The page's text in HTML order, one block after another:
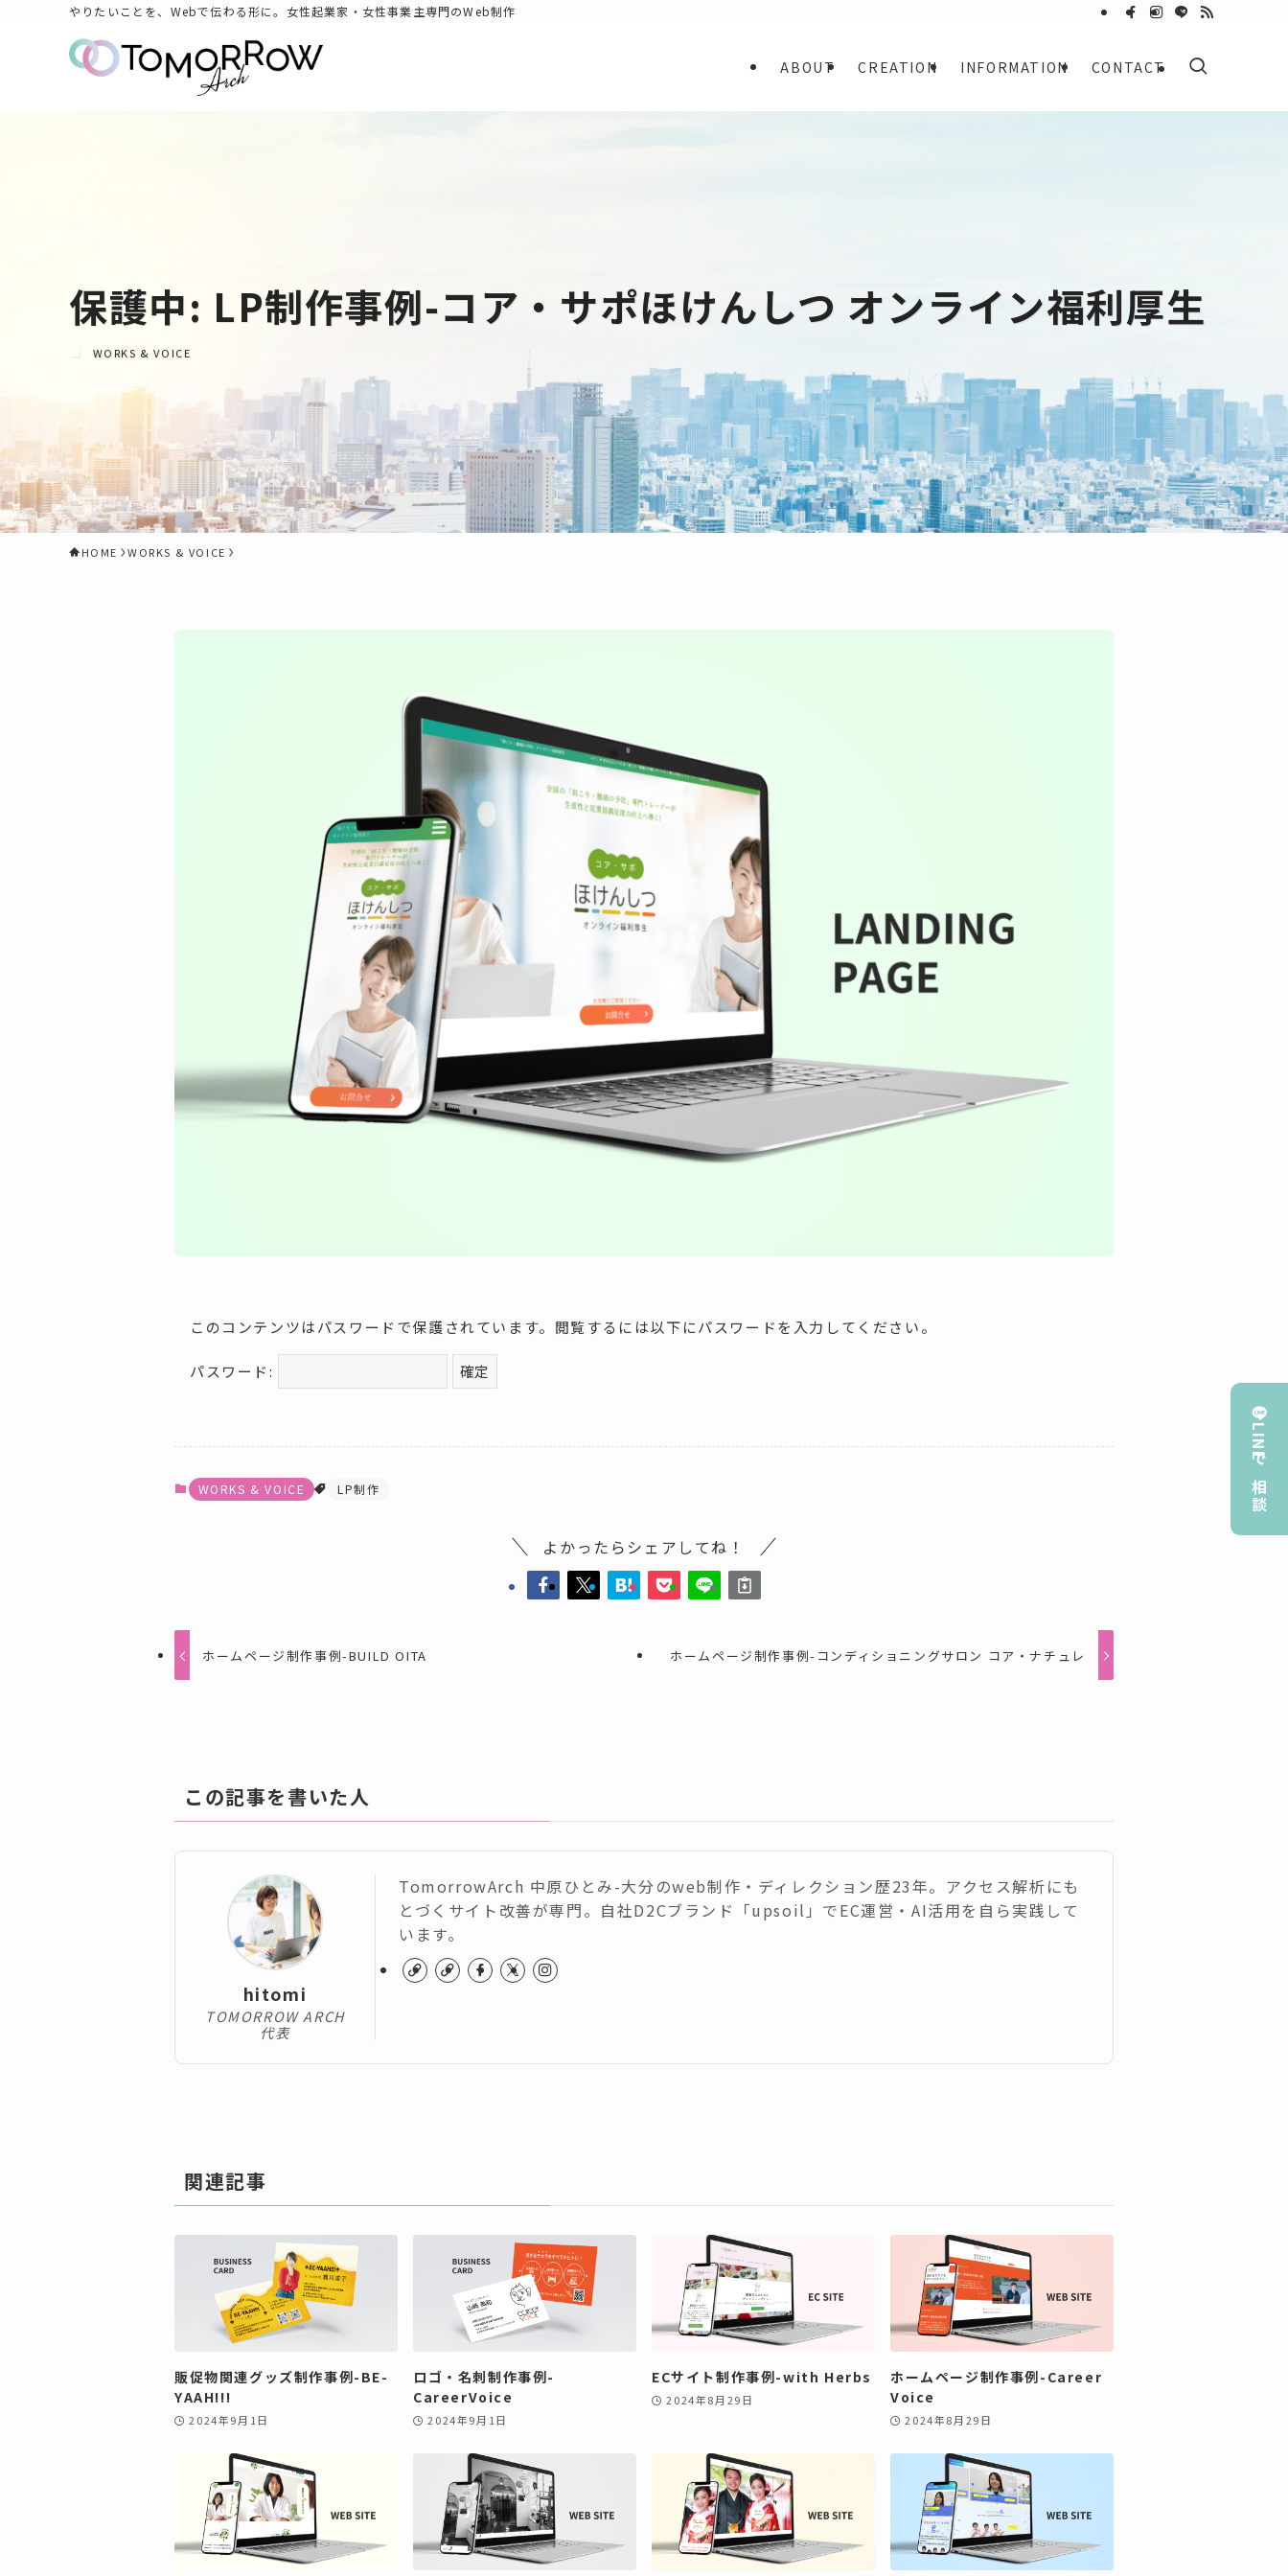
やりたいことを、Webで伝わる形に。女性起業家・女性事業主専門のWeb制作
ABOUT CREATION INFORMATION CONTACT
保護中: LP制作事例-コア・サポほけんしつ オンライン福利厚生
WORKS & VOICE
HOME WORKS & VOICE
このコンテンツはパスワードで保護されています。閲覧するには以下にパスワードを入力してください。
パスワード:
WORKS & VOICE LP制作
よかったらシェアしてね！
ホームページ制作事例-BUILD OITA ホームページ制作事例-コンディショニングサロン コア・ナチュレ
この記事を書いた人
hitomi
TOMORROW ARCH
代表
TomorrowArch 中原ひとみ-大分のweb制作・ディレクション歴23年。アクセス解析にも
とづくサイト改善が専門。自社D2Cブランド「upsoil」でEC運営・AI活用を自ら実践して
います。
関連記事
販促物関連グッズ制作事例-BE-
YAAH!!!
2024年9月1日
ロゴ・名刺制作事例-
CareerVoice
2024年9月1日
ECサイト制作事例-with Herbs
2024年8月29日
ホームページ制作事例-Career
Voice
2024年8月29日
LINEで相談